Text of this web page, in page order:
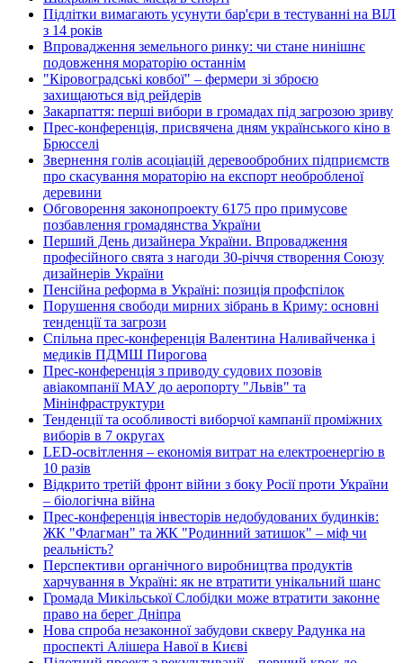
Підлітки вимагають усунути бар'єри в тестуванні на ВІЛ
з 14 років
Впровадження земельного ринку: чи стане нинішнє
подовження мораторію останнім
"Кіровоградські ковбої" – фермери зі зброєю
захищаються від рейдерів
Закарпаття: перші вибори в громадах під загрозою зриву
Прес-конференція, присвячена дням українського кіно в
Брюсселі
Звернення голів асоціацій деревообробних підприємств
про скасування мораторію на експорт необробленої
деревини
Обговорення законопроекту 6175 про примусове
позбавлення громадянства України
Перший День дизайнера України. Впровадження
професійного свята з нагоди 30-річчя створення Союзу
дизайнерів України
Пенсійна реформа в Україні: позиція профспілок
Порушення свободи мирних зібрань в Криму: основні
тенденції та загрози
Спільна прес-конференція Валентина Наливайченка і
медиків ПДМШ Пирогова
Прес-конференція з приводу судових позовів
авіакомпанії МАУ до аеропорту "Львів" та
Мінінфраструктури
Тенденції та особливості виборчої кампанії проміжних
виборів в 7 округах
LED-освітлення – економія витрат на електроенергію в
10 разів
Відкрито третій фронт війни з боку Росії проти України
– біологічна війна
Прес-конференція інвесторів недобудованих будинків:
ЖК "Флагман" та ЖК "Родинний затишок" – міф чи
реальність?
Перспективи органічного виробництва продуктів
харчування в Україні: як не втратити унікальний шанс
Громада Микільської Слобідки може втратити законне
право на берег Дніпра
Нова спроба незаконної забудови скверу Радунка на
проспекті Алішера Навої в Києві